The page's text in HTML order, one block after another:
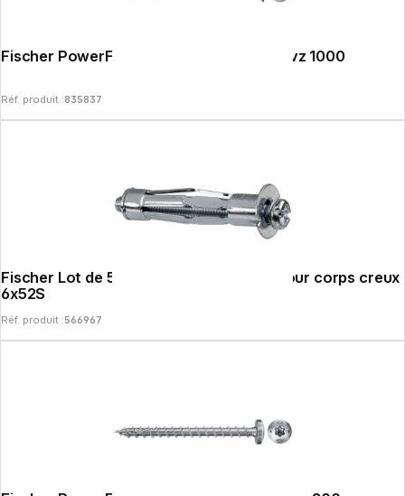
Fischer PowerFast II 3,5x20 SK TX VG blvz 1000
Réf. produit :835837
Fischer Lot de 50 chevilles HM métall. pour corps creux
6x52S
Réf. produit :566967